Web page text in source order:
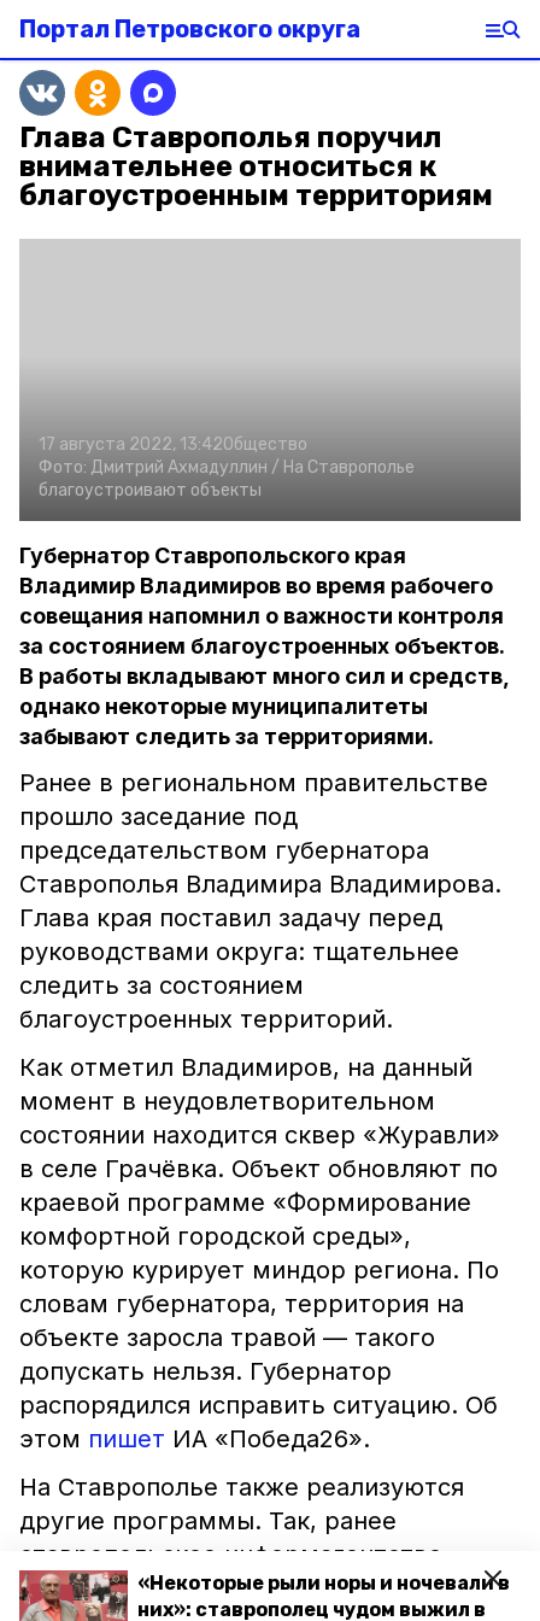
«Некоторые рыли норы и ночевали в
них»: ставрополец чудом выжил в
Портал Петровского округа
Глава Ставрополья поручил
внимательнее относиться к
благоустроенным территориям
17 августа 2022, 13:42Общество
Фото: Дмитрий Ахмадуллин / На Ставрополье
благоустроивают объекты
Губернатор Ставропольского края
Владимир Владимиров во время рабочего
совещания напомнил о важности контроля
за состоянием благоустроенных объектов.
В работы вкладывают много сил и средств,
однако некоторые муниципалитеты
забывают следить за территориями.
Ранее в региональном правительстве
прошло заседание под
председательством губернатора
Ставрополья Владимира Владимирова.
Глава края поставил задачу перед
руководствами округа: тщательнее
следить за состоянием
благоустроенных территорий.
Как отметил Владимиров, на данный
момент в неудовлетворительном
состоянии находится сквер «Журавли»
в селе Грачёвка. Объект обновляют по
краевой программе «Формирование
комфортной городской среды»,
которую курирует миндор региона. По
словам губернатора, территория на
объекте заросла травой — такого
допускать нельзя. Губернатор
распорядился исправить ситуацию. Об
этом пишет ИА «Победа26».
На Ставрополье также реализуются
другие программы. Так, ранее
ставропольское информагентство
сообщало, что в 2021 году